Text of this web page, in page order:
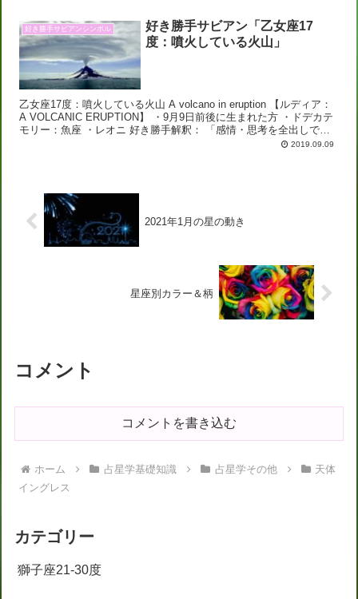
好き勝手サビアンシンボル
好き勝手サビアン「乙女座17
度：噴火している火山」
乙女座17度：噴火している火山 A volcano in eruption 【ルディア：
A VOLCANIC ERUPTION】 ・9月9日前後に生まれた方 ・ドデカテ
モリー：魚座 ・レオニ 好き勝手解釈： 「感情・思考を全出しで
2019.09.09
2021年1月の星の動き
星座別カラー＆柄
コメント
コメントを書き込む
ホーム 占星学基礎知識 占星学その他
天体
イングレス
カテゴリー
獅子座21-30度